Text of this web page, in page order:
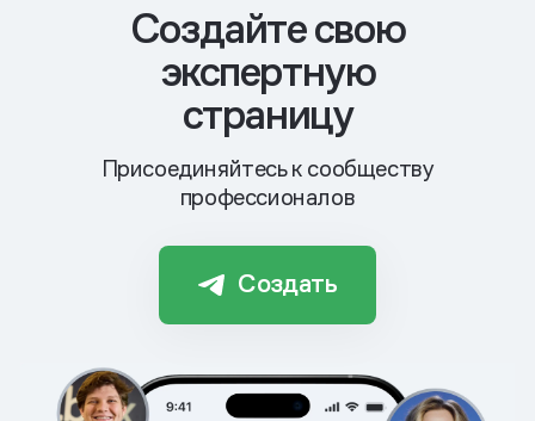
Cоздайте свою
экспертную
страницу
Присоединяйтесь к сообществу
профессионалов
Создать